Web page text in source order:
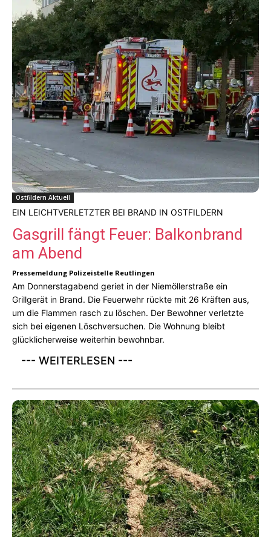
Ostfildern Aktuell
EIN LEICHTVERLETZTER BEI BRAND IN OSTFILDERN
Gasgrill fängt Feuer: Balkonbrand
am Abend
Pressemeldung Polizeistelle Reutlingen
Am Donnerstagabend geriet in der Niemöllerstraße ein
Grillgerät in Brand. Die Feuerwehr rückte mit 26 Kräften aus,
um die Flammen rasch zu löschen. Der Bewohner verletzte
sich bei eigenen Löschversuchen. Die Wohnung bleibt
glücklicherweise weiterhin bewohnbar.
--- WEITERLESEN ---